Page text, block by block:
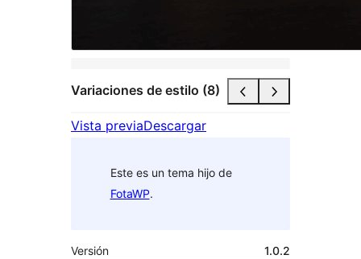
Variaciones de estilo (8)
Vista previaDescargar
Este es un tema hijo de
FotaWP.
Versión
1.0.2